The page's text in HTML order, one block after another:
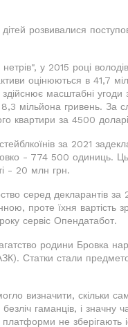
розвивалися
у 2015 році
оцінюються в 41,7
масштабні
мільйона гривень. За
квартири за 4500
за 2021
- 774 500 одиниць.
- 20 млн грн.
серед декларантів за
проте їхня вартість
сервіс Опендатабот.
родини Бровка
Статки стали
визначити, скільки
гаманців, і значну
платформи не зберігають